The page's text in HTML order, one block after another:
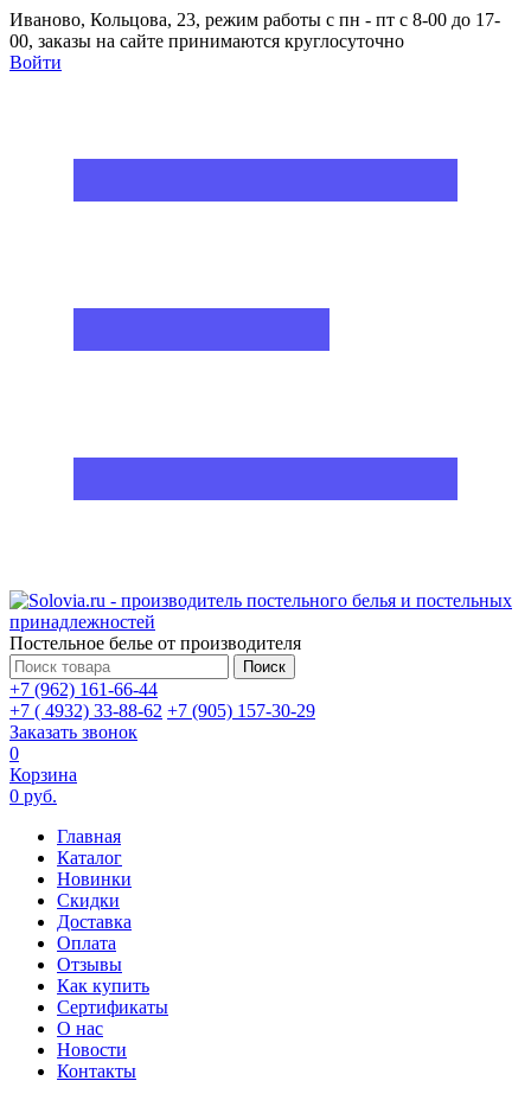
Иваново, Кольцова, 23, режим работы с пн - пт с 8-00 до 17-
00, заказы на сайте принимаются круглосуточно
Войти
Постельное белье от производителя
Поиск
+7 (962) 161-66-44
+7 ( 4932) 33-88-62 +7 (905) 157-30-29
Заказать звонок
0
Корзина
0 руб.
Главная
Каталог
Новинки
Скидки
Доставка
Оплата
Отзывы
Как купить
Сертификаты
О нас
Новости
Контакты